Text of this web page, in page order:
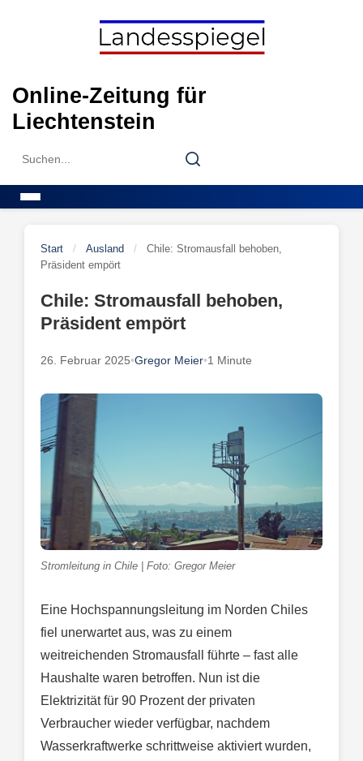
Online-Zeitung für
Liechtenstein
Search
Search
Start / Ausland /
Chile: Stromausfall behoben,
Präsident empört
Chile: Stromausfall behoben,
Präsident empört
26. Februar 2025•Gregor Meier•1 Minute
Stromleitung in Chile | Foto: Gregor Meier
Eine Hochspannungsleitung im Norden Chiles
fiel unerwartet aus, was zu einem
weitreichenden Stromausfall führte – fast alle
Haushalte waren betroffen. Nun ist die
Elektrizität für 90 Prozent der privaten
Verbraucher wieder verfügbar, nachdem
Wasserkraftwerke schrittweise aktiviert wurden,